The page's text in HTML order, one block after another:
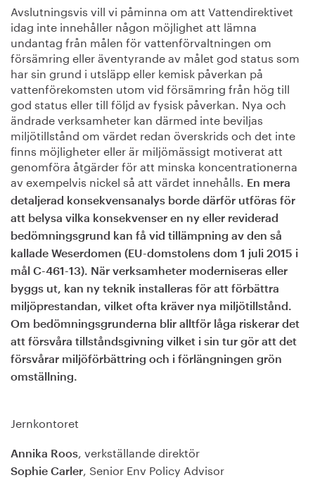
Avslutningsvis vill vi påminna om att Vattendirektivet
idag inte innehåller någon möjlighet att lämna
undantag från målen för vattenförvaltningen om
försämring eller äventyrande av målet god status som
har sin grund i utsläpp eller kemisk påverkan på
vattenförekomsten utom vid försämring från hög till
god status eller till följd av fysisk påverkan. Nya och
ändrade verksamheter kan därmed inte beviljas
miljötillstånd om värdet redan överskrids och det inte
finns möjligheter eller är miljömässigt motiverat att
genomföra åtgärder för att minska koncentrationerna
av exempelvis nickel så att värdet innehålls.
En mera
detaljerad konsekvensanalys borde därför utföras för
att belysa vilka konsekvenser en ny eller reviderad
bedömningsgrund kan få vid tillämpning av den så
kallade Weserdomen (EU-domstolens dom 1 juli 2015 i
mål C-461-13). När verksamheter moderniseras eller
byggs ut, kan ny teknik installeras för att förbättra
miljöprestandan, vilket ofta kräver nya miljötillstånd.
Om bedömningsgrunderna blir alltför låga riskerar det
att försvåra tillståndsgivning vilket i sin tur gör att det
försvårar miljöförbättring och i förlängningen grön
omställning.
Jernkontoret
Annika Roos , verkställande direktör
Sophie Carler , Senior Env Policy Advisor